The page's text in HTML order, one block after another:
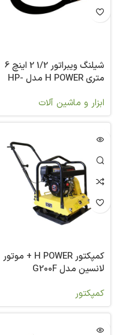
شیلنگ ویبراتور 1/2 2 اینچ 6
متری H POWER مدل HP-
ابزار و ماشین آلات
کمپکتور H POWER + موتور
لانسین مدل G200F
کمپکتور